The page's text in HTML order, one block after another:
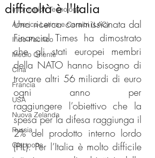
Information Tecnology
America-Latina e Caraibi (LAC)
Indo-Pacifico
Medio Oriente
Cina
Francia
USA
Nuova Zelanda
Russia
Giappone
difficoltà è l'Italia
Una ricerca commissionata dal
Financial Times ha dimostrato
che gli stati europei membri
della NATO hanno bisogno di
trovare altri 56 miliardi di euro
ogni anno per
raggiungere l’obiettivo che la
spesa per la difesa raggiunga il
2% del prodotto interno lordo
(PIL). Per l’Italia è molto difficile